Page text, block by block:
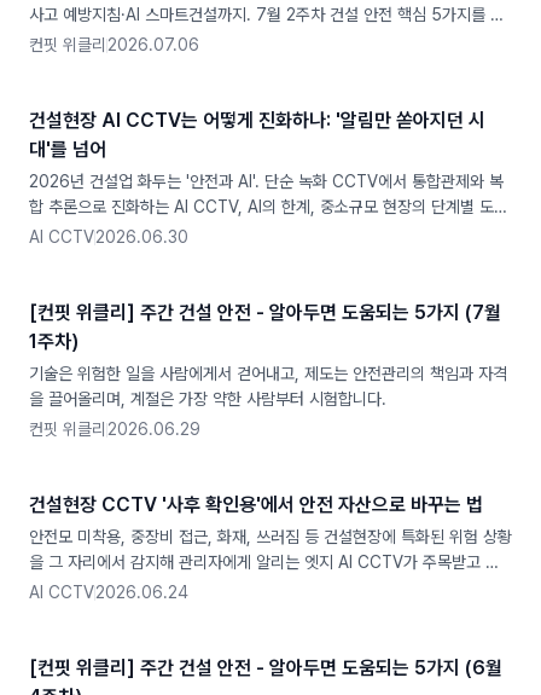
사고 예방지침·AI 스마트건설까지. 7월 2주차 건설 안전 핵심 5가지를 컨
핏이 정리했습니다.
컨핏 위클리 2026.07.06
건설현장 AI CCTV는 어떻게 진화하나: '알림만 쏟아지던 시
대'를 넘어
2026년 건설업 화두는 '안전과 AI'. 단순 녹화 CCTV에서 통합관제와 복
합 추론으로 진화하는 AI CCTV, AI의 한계, 중소규모 현장의 단계별 도입
법, 산안비 100% 계상까지 정리했습니다
AI CCTV2026.06.30
[컨핏 위클리] 주간 건설 안전 - 알아두면 도움되는 5가지 (7월
1주차)
기술은 위험한 일을 사람에게서 걷어내고, 제도는 안전관리의 책임과 자격
을 끌어올리며, 계절은 가장 약한 사람부터 시험합니다.
컨핏 위클리 2026.06.29
건설현장 CCTV '사후 확인용'에서 안전 자산으로 바꾸는 법
안전모 미착용, 중장비 접근, 화재, 쓰러짐 등 건설현장에 특화된 위험 상황
을 그 자리에서 감지해 관리자에게 알리는 엣지 AI CCTV가 주목받고 있
습니다.
AI CCTV2026.06.24
[컨핏 위클리] 주간 건설 안전 - 알아두면 도움되는 5가지 (6월